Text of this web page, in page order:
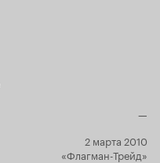
—
2 марта 2010
«Флагман-Трейд»